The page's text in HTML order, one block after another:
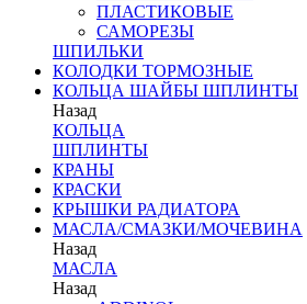
ПЛАСТИКОВЫЕ
САМОРЕЗЫ
ШПИЛЬКИ
КОЛОДКИ ТОРМОЗНЫЕ
КОЛЬЦА ШАЙБЫ ШПЛИНТЫ
Назад
КОЛЬЦА
ШПЛИНТЫ
КРАНЫ
КРАСКИ
КРЫШКИ РАДИАТОРА
МАСЛА/СМАЗКИ/МОЧЕВИНА
Назад
МАСЛА
Назад